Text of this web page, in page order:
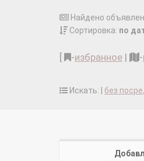
Найдено
Сортировка: по
-избранное | -
Искать: | без